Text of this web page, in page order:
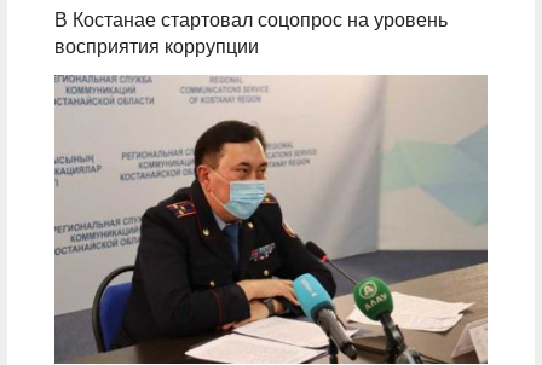
В Костанае стартовал соцопрос на уровень
восприятия коррупции